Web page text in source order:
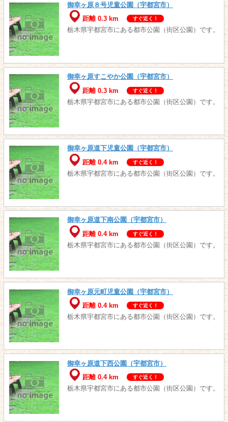
御幸ヶ原８号児童公園（宇都宮市）
距離 0.3 km
すぐ近く！
栃木県宇都宮市にある都市公園（街区公園）です。
御幸ヶ原すこやか公園（宇都宮市）
距離 0.3 km
すぐ近く！
栃木県宇都宮市にある都市公園（街区公園）です。
御幸ヶ原道下児童公園（宇都宮市）
距離 0.4 km
すぐ近く！
栃木県宇都宮市にある都市公園（街区公園）です。
御幸ヶ原道下南公園（宇都宮市）
距離 0.4 km
すぐ近く！
栃木県宇都宮市にある都市公園（街区公園）です。
御幸ヶ原元町児童公園（宇都宮市）
距離 0.4 km
すぐ近く！
栃木県宇都宮市にある都市公園（街区公園）です。
御幸ヶ原道下西公園（宇都宮市）
距離 0.4 km
すぐ近く！
栃木県宇都宮市にある都市公園（街区公園）です。